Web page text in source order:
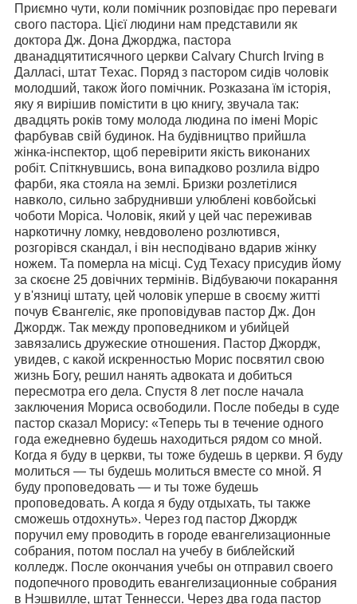
Приємно чути, коли помічник розповідає про переваги
свого пастора. Цієї людини нам представили як
доктора Дж. Дона Джорджа, пастора
дванадцятитисячного церкви Calvary Church Irving в
Далласі, штат Техас. Поряд з пастором сидів чоловік
молодший, також його помічник. Розказана їм історія,
яку я вирішив помістити в цю книгу, звучала так:
двадцять років тому молода людина по імені Моріс
фарбував свій будинок. На будівництво прийшла
жінка-інспектор, щоб перевірити якість виконаних
робіт. Спіткнувшись, вона випадково розлила відро
фарби, яка стояла на землі. Бризки розлетілися
навколо, сильно забруднивши улюблені ковбойські
чоботи Моріса. Чоловік, який у цей час переживав
наркотичну ломку, невдоволено розлютився,
розгорівся скандал, і він несподівано вдарив жінку
ножем. Та померла на місці. Суд Техасу присудив йому
за скоєне 25 довічних термінів. Відбуваючи покарання
у в'язниці штату, цей чоловік уперше в своєму житті
почув Євангеліє, яке проповідував пастор Дж. Дон
Джордж. Так между проповедником и убийцей
завязались дружеские отношения. Пастор Джордж,
увидев, с какой искренностью Морис посвятил свою
жизнь Богу, решил нанять адвоката и добиться
пересмотра его дела. Спустя 8 лет после начала
заключения Мориса освободили. После победы в суде
пастор сказал Морису: «Теперь ты в течение одного
года ежедневно будешь находиться рядом со мной.
Когда я буду в церкви, ты тоже будешь в церкви. Я буду
молиться ― ты будешь молиться вместе со мной. Я
буду проповедовать ― и ты тоже будешь
проповедовать. А когда я буду отдыхать, ты также
сможешь отдохнуть». Через год пастор Джордж
поручил ему проводить в городе евангелизационные
собрания, потом послал на учебу в библейский
колледж. После окончания учебы он отправил своего
подопечного проводить евангелизационные собрания
в Нэшвилле, штат Теннесси. Через два года пастор